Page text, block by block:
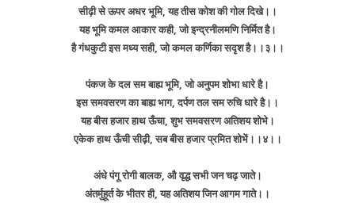
सीढ़ी से ऊपर अधर भूमि, यह तीस कोश की गोल दिखे।।
यह भूमि कमल आकार कही, जो इन्द्रनीलमणि निर्मित है।
है गंधकुटी इस मध्य सही, जो कमल कर्णिका सदृश है।।३।।
पंकज के दल सम बाह्य भूमि, जो अनुपम शोभा धारे है।
इस समवसरण का बाह्य भाग, दर्पण तल सम रुचि धारे है।।
यह बीस हजार हाथ ऊँचा, शुभ समवसरण अतिशय शोभे।
एकेक हाथ ऊँची सीढ़ी, सब बीस हजार प्रमित शोभें।।४।।
अंधे पंगू रोगी बालक, औ वृद्ध सभी जन चढ़ जाते।
अंतर्मुहूर्त के भीतर ही, यह अतिशय जिन आगम गाते।।